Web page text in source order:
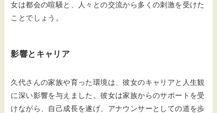
女は都会の喧騒と、人々との交流から多くの刺激を受けた
ことでしょう。
影響とキャリア
久代さんの家族や育った環境は、彼女のキャリアと人生観
に深い影響を与えました。彼女は家族からのサポートを受
けながら、自己成長を遂げ、アナウンサーとしての道を歩